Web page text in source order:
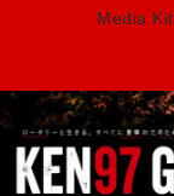
Media Kit